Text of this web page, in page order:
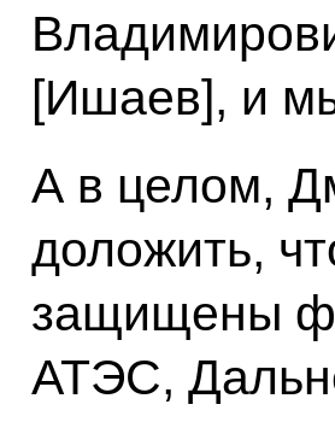
[Ишаев], и
А в целом,
доложить,
защищены
АТЭС,